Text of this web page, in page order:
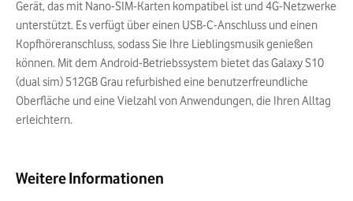
Gerät, das mit Nano-SIM-Karten kompatibel ist und 4G-Netzwerke
unterstützt. Es verfügt über einen USB-C-Anschluss und einen
Kopfhöreranschluss, sodass Sie Ihre Lieblingsmusik genießen
können. Mit dem Android-Betriebssystem bietet das Galaxy S10
(dual sim) 512GB Grau refurbished eine benutzerfreundliche
Oberfläche und eine Vielzahl von Anwendungen, die Ihren Alltag
erleichtern.
Weitere Informationen